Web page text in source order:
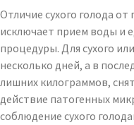
Отличие сухого голода
исключает прием воды и
процедуры. Для сухого
несколько дней, а в
лишних килограммов,
действие патогенных
соблюдение сухого